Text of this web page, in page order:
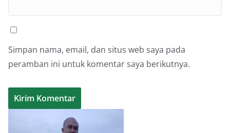
Simpan nama, email, dan situs web saya pada
peramban ini untuk komentar saya berikutnya.